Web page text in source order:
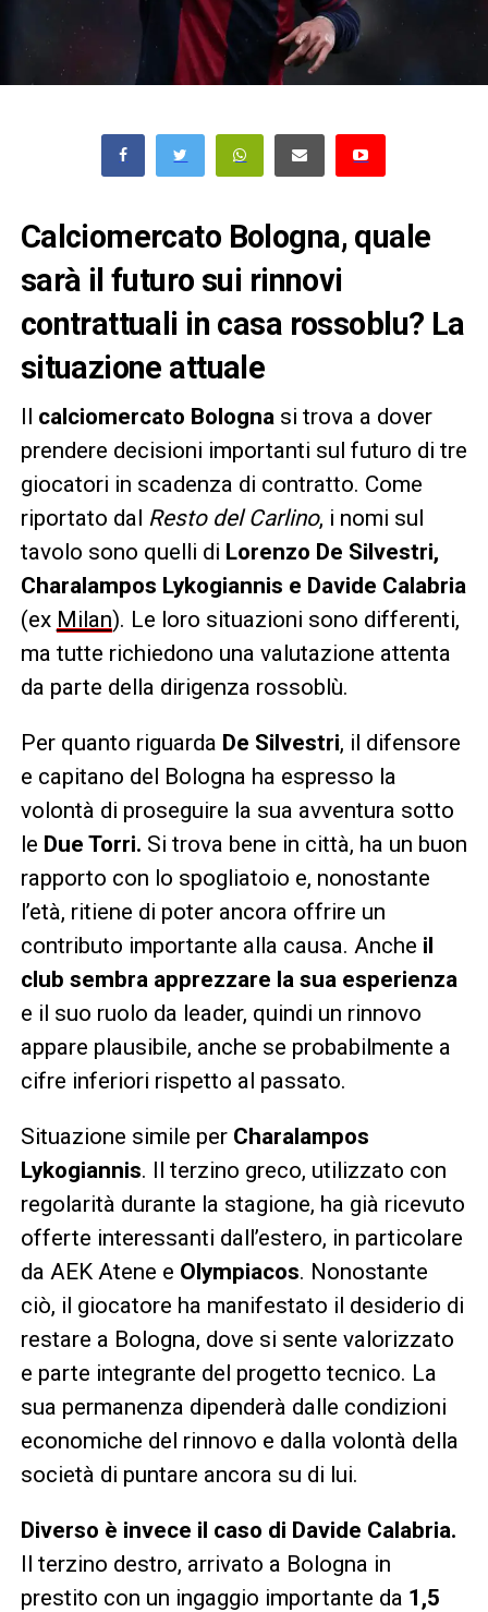
Calciomercato Bologna, quale
sarà il futuro sui rinnovi
contrattuali in casa rossoblu? La
situazione attuale
Il calciomercato Bolognasi trova a dover
prendere decisioni importanti sul futuro di tre
giocatori in scadenza di contratto. Come
riportato dal Resto del Carlino, i nomi sul
tavolo sono quelli di Lorenzo De Silvestri,
Charalampos Lykogiannis e Davide Calabria
(ex Milan). Le loro situazioni sono differenti,
ma tutte richiedono una valutazione attenta
da parte della dirigenza rossoblù.
Per quanto riguarda De Silvestri, il difensore
e capitano del Bologna ha espresso la
volontà di proseguire la sua avventura sotto
le Due Torri. Si trova bene in città, ha un buon
rapporto con lo spogliatoio e, nonostante
l’età, ritiene di poter ancora offrire un
contributo importante alla causa. Anche il
club sembra apprezzare la sua esperienza
e il suo ruolo da leader, quindi un rinnovo
appare plausibile, anche se probabilmente a
cifre inferiori rispetto al passato.
Situazione simile per Charalampos
Lykogiannis. Il terzino greco, utilizzato con
regolarità durante la stagione, ha già ricevuto
offerte interessanti dall’estero, in particolare
da AEK Atene e Olympiacos. Nonostante
ciò, il giocatore ha manifestato il desiderio di
restare a Bologna, dove si sente valorizzato
e parte integrante del progetto tecnico. La
sua permanenza dipenderà dalle condizioni
economiche del rinnovo e dalla volontà della
società di puntare ancora su di lui.
Diverso è invece il caso di Davide Calabria.
Il terzino destro, arrivato a Bologna in
prestito con un ingaggio importante da 1,5